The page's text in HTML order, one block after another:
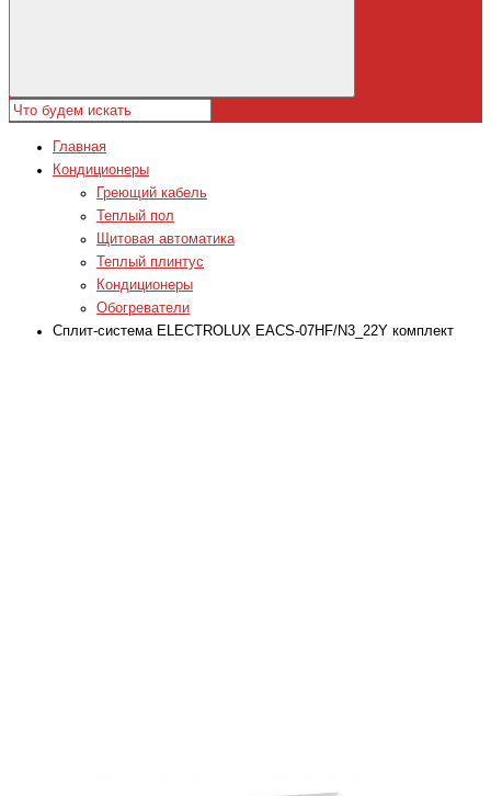
Главная
Кондиционеры
Греющий кабель
Теплый пол
Щитовая автоматика
Теплый плинтус
Кондиционеры
Обогреватели
Сплит-система ELECTROLUX EACS-07HF/N3_22Y комплект